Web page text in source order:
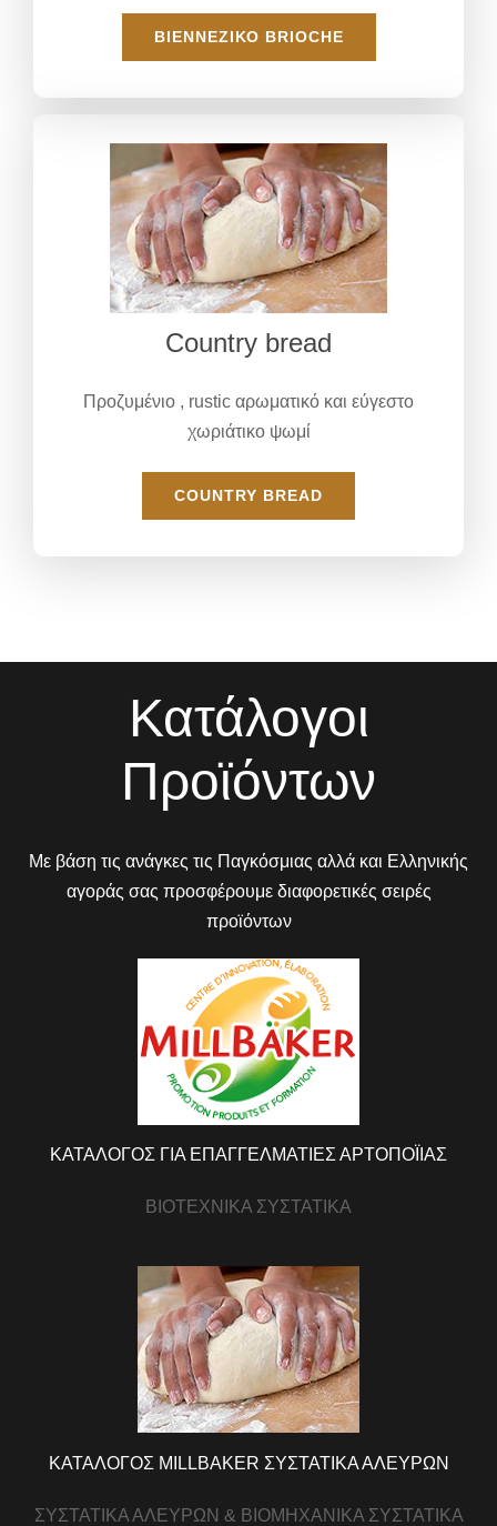
ΒΙΕΝΝΈΖΙΚΟ BRIOCHE
Country bread
Προζυμένιο , rustic αρωματικό και εύγεστο
χωριάτικο ψωμί
COUNTRY BREAD
Κατάλογοι
Προϊόντων
Με βάση τις ανάγκες τις Παγκόσμιας αλλά και Ελληνικής
αγοράς σας προσφέρουμε διαφορετικές σειρές
προϊόντων
ΚΑΤΑΛΟΓΟΣ ΓΙΑ ΕΠΑΓΓΕΛΜΑΤΙΕΣ ΑΡΤΟΠΟΪΙΑΣ
ΒΙΟΤΕΧΝΙΚΑ ΣΥΣΤΑΤΙΚΑ
ΚΑΤΑΛΟΓΟΣ MILLBAKER ΣΥΣΤΑΤΙΚΑ ΑΛΕΥΡΩΝ
ΣΥΣΤΑΤΙΚΑ ΑΛΕΥΡΩΝ & ΒΙΟΜΗΧΑΝΙΚΑ ΣΥΣΤΑΤΙΚΑ